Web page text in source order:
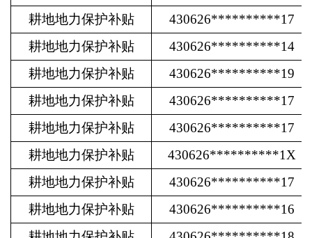
耕地地力保护补贴
430626**********17
耕地地力保护补贴
430626**********14
耕地地力保护补贴
430626**********19
耕地地力保护补贴
430626**********17
耕地地力保护补贴
430626**********17
耕地地力保护补贴
430626**********1X
耕地地力保护补贴
430626**********17
耕地地力保护补贴
430626**********16